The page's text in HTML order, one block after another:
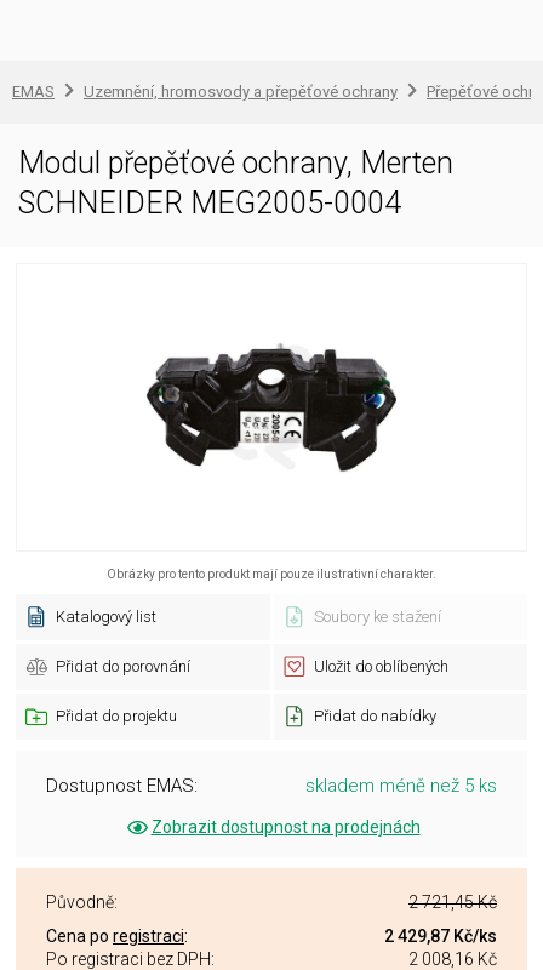
EMAS Uzemnění, hromosvody a přepěťové ochrany Přepěťové
Modul přepěťové ochrany, Merten
SCHNEIDER MEG2005-0004
Obrázky pro tento produkt mají pouze ilustrativní charakter.
Katalogový list Soubory ke stažení
Přidat do porovnání Uložit do oblíbených
Přidat do projektu Přidat do nabídky
Dostupnost EMAS: skladem méně než 5 ks
Zobrazit dostupnost na prodejnách
Původně:
2 721,45 Kč
Cena po registraci: 2 429,87 Kč/ks
Po registraci bez DPH:
2 008,16 Kč